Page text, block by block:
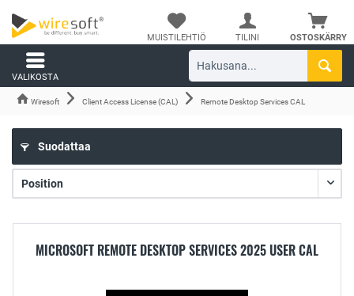
OSTOSKÄRRY
MUISTILEHTIÖ TILINI
VALIKOSTA
Wiresoft Client Access License (CAL) Remote Desktop Services CAL
Suodattaa
MICROSOFT REMOTE DESKTOP SERVICES 2025 USER CAL